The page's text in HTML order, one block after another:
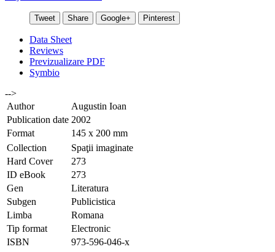
Tweet Share Google+ Pinterest
Data Sheet
Reviews
Previzualizare PDF
Symbio
-->
Author
Augustin Ioan
Publication date 2002
Format
145 x 200 mm
Collection
Spaţii imaginate
Hard Cover
273
ID eBook
273
Gen
Literatura
Subgen
Publicistica
Limba
Romana
Tip format
Electronic
ISBN
973-596-046-x